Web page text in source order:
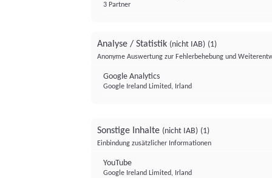
3 Partner
Analyse / Statistik (nicht IAB) (1)
Anonyme Auswertung zur Fehlerbehebung und
Google Analytics
Google Ireland Limited, Irland
Sonstige Inhalte (nicht IAB) (1)
Einbindung zusätzlicher Informationen
YouTube
Google Ireland Limited, Irland